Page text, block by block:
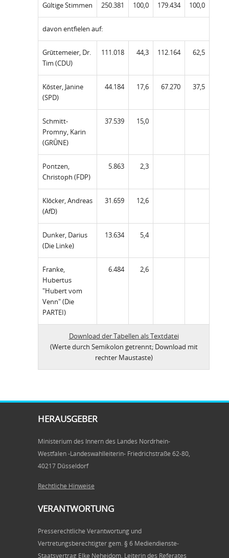
Gültige Stimmen 250.381 100,0 179.434 100,0
davon entfielen auf:
Grüttemeier, Dr.
Tim (CDU)
111.018 44,3 112.164 62,5
Köster, Janine
(SPD)
44.184 17,6 67.270 37,5
Schmitt-
Promny, Karin
(GRÜNE)
37.539 15,0
Pontzen,
Christoph (FDP)
5.863 2,3
Klöcker, Andreas
(AfD)
31.659 12,6
Dunker, Darius
(Die Linke)
13.634 5,4
Franke,
Hubertus
"Hubert vom
Venn" (Die
PARTEI)
6.484 2,6
Download der Tabellen als Textdatei
(Werte durch Semikolon getrennt; Download mit
rechter Maustaste)
HERAUSGEBER
Ministerium des Innern des Landes Nordrhein-
Westfalen -Landeswahlleiterin- Friedrichstraße 62-80,
40217 Düsseldorf
Rechtliche Hinweise
VERANTWORTUNG
Presserechtliche Verantwortung und
Vertretungsberechtigter gem. § 6 Mediendienste-
Staatsvertrag Elke Neheidom, Leiterin des Referates